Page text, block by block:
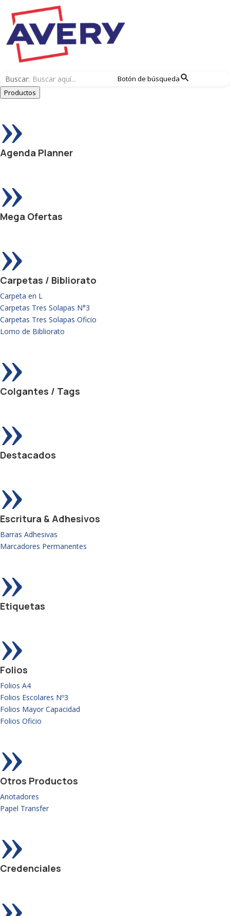
Buscar:
Botón de búsqueda
Productos
»
Agenda Planner
»
Mega Ofertas
»
Carpetas / Bibliorato
Carpeta en L
Carpetas Tres Solapas N°3
Carpetas Tres Solapas Oficio
Lomo de Bibliorato
»
Colgantes / Tags
»
Destacados
»
Escritura & Adhesivos
Barras Adhesivas
Marcadores Permanentes
»
Etiquetas
»
Folios
Folios A4
Folios Escolares Nº3
Folios Mayor Capacidad
Folios Oficio
»
Otros Productos
Anotadores
Papel Transfer
»
Credenciales
»